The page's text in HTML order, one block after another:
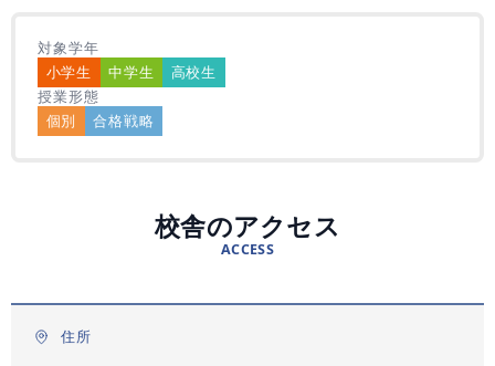
無料体験
個別学習相談会
対象学年
小学生
中学生
高校生
授業形態
個別
合格戦略
校舎のアクセス
ACCESS
住所